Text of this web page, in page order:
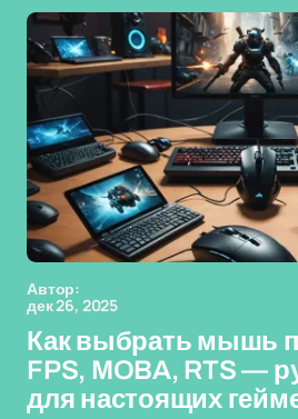
Автор:
дек 26, 2025
Как выбрать мышь
FPS, MOBA, RTS —
для настоящих